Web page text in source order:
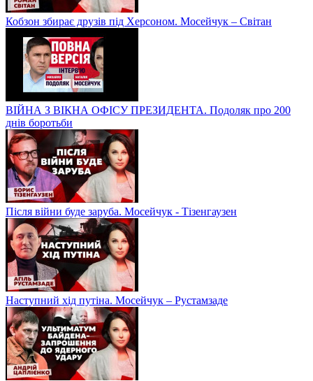
Кобзон збирає друзів під Херсоном. Мосейчук – Світан
ВІЙНА З ВІКНА ОФІСУ ПРЕЗИДЕНТА. Подоляк про 200
днів боротьби
Після війни буде заруба. Мосейчук - Тізенгаузен
Наступний хід путіна. Мосейчук – Рустамзаде